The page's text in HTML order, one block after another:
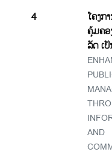
4
ໂຄງກ
ຄຸ້ມຄອ
ລັດ ເ
AND